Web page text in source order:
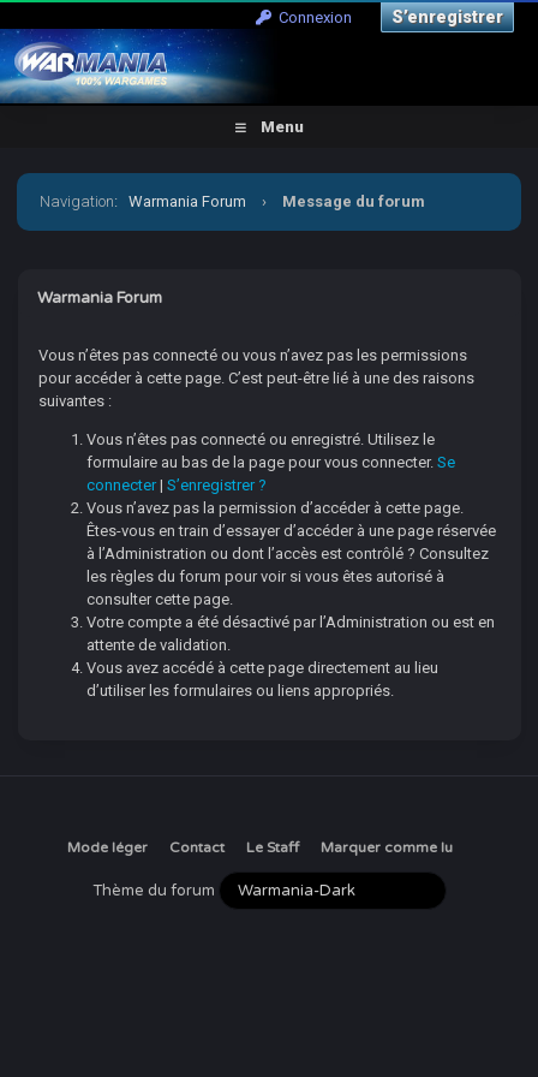
Connexion S’enregistrer
Menu
Navigation:Warmania Forum › Message du forum
Warmania Forum
Vous n’êtes pas connecté ou vous n’avez pas les permissions
pour accéder à cette page. C’est peut-être lié à une des raisons
suivantes :
Vous n’êtes pas connecté ou enregistré. Utilisez le
formulaire au bas de la page pour vous connecter.Se
connecter|S’enregistrer ?
Vous n’avez pas la permission d’accéder à cette page.
Êtes-vous en train d’essayer d’accéder à une page réservée
à l’Administration ou dont l’accès est contrôlé ? Consultez
les règles du forum pour voir si vous êtes autorisé à
consulter cette page.
Votre compte a été désactivé par l’Administration ou est en
attente de validation.
Vous avez accédé à cette page directement au lieu
d’utiliser les formulaires ou liens appropriés.
Mode léger Contact Le Staff Marquer comme lu
Thème du forum